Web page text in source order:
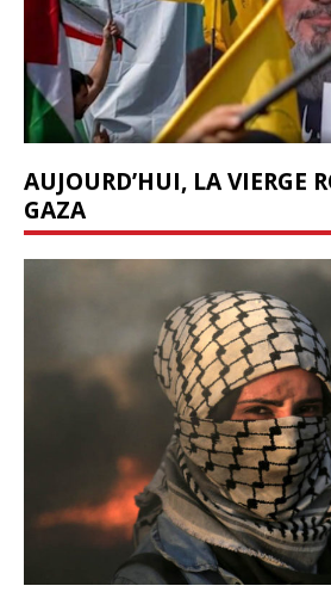
AUJOURD’HUI, LA VIERGE
GAZA